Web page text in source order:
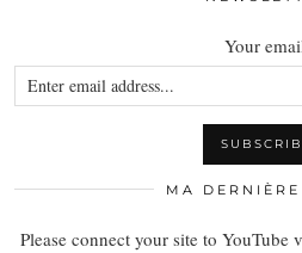
Your
MA
Please connect your site to YouTube